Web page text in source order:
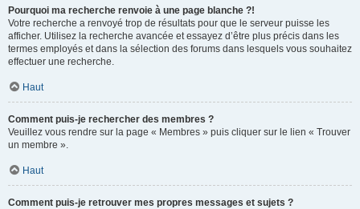
Pourquoi ma recherche renvoie à une page blanche ?!
Votre recherche a renvoyé trop de résultats pour que le serveur puisse les
afficher. Utilisez la recherche avancée et essayez d’être plus précis dans les
termes employés et dans la sélection des forums dans lesquels vous souhaitez
effectuer une recherche.
Haut
Comment puis-je rechercher des membres ?
Veuillez vous rendre sur la page « Membres » puis cliquer sur le lien « Trouver
un membre ».
Haut
Comment puis-je retrouver mes propres messages et sujets ?